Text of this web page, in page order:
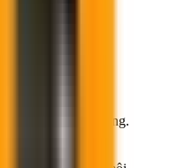
kg xi măng.
măng.
lít/thùng, 210 lít/thùng.